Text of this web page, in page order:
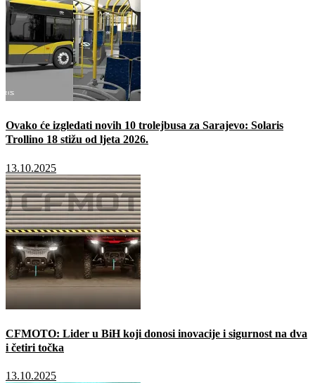
Ovako će izgledati novih 10 trolejbusa za Sarajevo: Solaris
Trollino 18 stižu od ljeta 2026.
13.10.2025
CFMOTO: Lider u BiH koji donosi inovacije i sigurnost na dva
i četiri točka
13.10.2025